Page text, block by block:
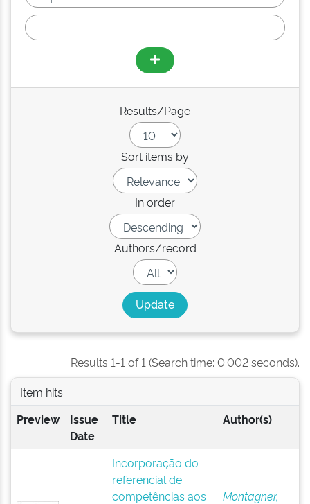
Results/Page
Sort items by
In order
Authors/record
Results 1-1 of 1 (Search time: 0.002 seconds).
Item hits:
Preview
Issue
Date
Title Author(s)
Incorporação do
referencial de
competências aos
Montagner,